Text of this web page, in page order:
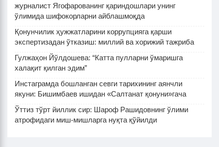
журналист Ягофарованинг қариндошлари унинг
ўлимида шифокорларни айблашмоқда
Қонунчилик ҳужжатларини коррупцияга қарши
экспертизадан ўтказиш: миллий ва хорижий тажриба
Гулжаҳон Йўлдошева: “Катта пулларни ўмаришга
халақит қилган эдим”
Инстаграмда бошланган севги тарихининг аянчли
якуни: Бишимбаев ишидан «Салтанат қонуни»гача
Ўттиз тўрт йиллик сир: Шароф Рашидовнинг ўлими
атрофидаги миш-мишларга нуқта қўйилди